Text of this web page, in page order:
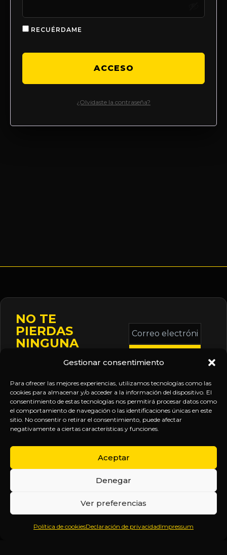
Gestionar consentimiento
Para ofrecer las mejores experiencias, utilizamos tecnologías como las
cookies para almacenar y/o acceder a la información del dispositivo. El
consentimiento de estas tecnologías nos permitirá procesar datos como
el comportamiento de navegación o las identificaciones únicas en este
sitio. No consentir o retirar el consentimiento, puede afectar
negativamente a ciertas características y funciones.
Aceptar
Denegar
Ver preferencias
Política de cookiesDeclaración de privacidadImpressum
RECUÉRDAME
ACCESO
¿Olvidaste la contraseña?
NO TE
PIERDAS
NINGUNA
Mantente informado
sobre la agenda de
eventos, nuevas
publicaciones y
actualizaciones de tu
suscripción.
Correo
electrónico
*
Inicio
Sobre
Política
de
SÍGUENOS